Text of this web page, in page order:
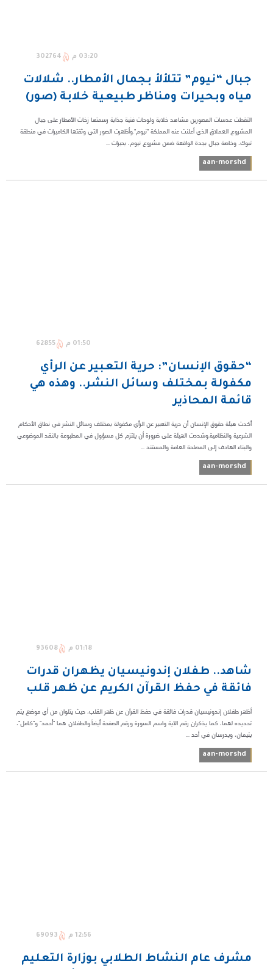
03:20 م 302764
جبال “نيوم” تتلألأ بجمال الأمطار.. شلالات
مياه وبحيرات ومناظر طبيعية خلابة (صور)
التقطت عدسات المصورين مشاهد خلابة ولوحات فنية جذابة رسمتها زخات الأمطار على جبال
المشروع العملاق الذي أعلنت عنه المملكة "نيوم".وأظهرت الصور التي وثقتها الكاميرات في منطقة
تبوك، وخاصة جبال بجدة الواقعة ضمن مشروع نيوم، بحيرات ...
aan-morshd
01:50 م 62855
“حقوق الإنسان”: حرية التعبير عن الرأي
مكفولة بمختلف وسائل النشر.. وهذه هي
قائمة المحاذير
أكدت هيئة حقوق الإنسان أن حرية التعبير عن الرأي مكفولة بمختلف وسائل النشر في نطاق الأحكام
الشرعية والنظامية.وشددت الهيئة على ضرورة أن يلتزم كل مسؤول في المطبوعة بالنقد الموضوعي
والبناء الهادف إلى المصلحة العامة والمستند ...
aan-morshd
01:18 م 93608
شاهد.. طفلان إندونيسيان يظهران قدرات
فائقة في حفظ القرآن الكريم عن ظهر قلب
أظهر طفلان إندونيسيان قدرات فائقة في حفظ القرآن عن ظهر القلب، حيث يتلوان من أي موضع يتم
تحديده لهما، كما يذكران رقم الآية واسم السورة ورقم الصفحة أيضاً.والطفلان هما "أحمد" و"كامل"،
يتيمان، ويدرسان في أحد ...
aan-morshd
12:56 م 69093
مشرف عام النشاط الطلابي بوزارة التعليم